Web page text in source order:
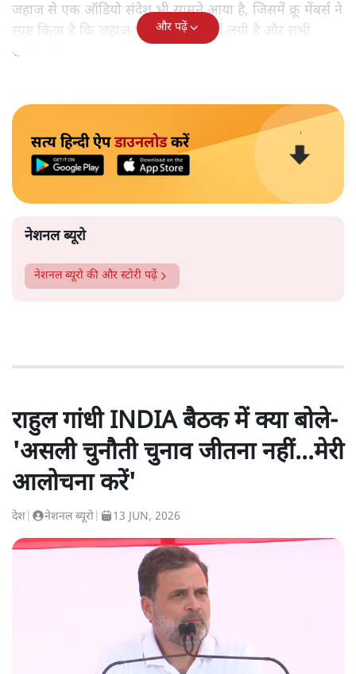
जहाज से एक ऑडियो संदेश भी सामने आया है, जिसमें क्रू मेंबर्स ने
स्पष्ट किया है कि जहाज पर कोई आग नहीं लगी है और सभी
सुरक्षित हैं।
और पढ़ें
सत्य हिन्दी ऐपडाउनलोडकरें
नेशनल ब्यूरो
नेशनल ब्यूरो की और स्टोरी पढ़ें
राहुल गांधी INDIA बैठक में क्या बोले-
'असली चुनौती चुनाव जीतना नहीं...मेरी
आलोचना करें'
देश नेशनल ब्यूरो 13 JUN, 2026